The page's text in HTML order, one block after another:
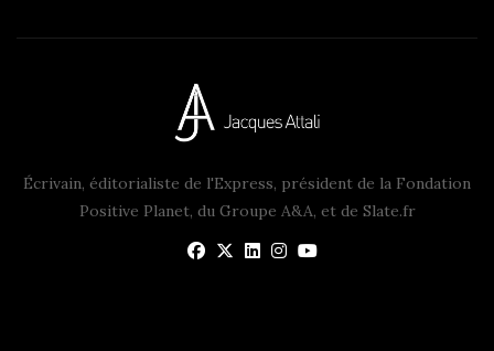
Écrivain, éditorialiste de l'Express, président de la Fondation
Positive Planet, du Groupe A&A, et de Slate.fr